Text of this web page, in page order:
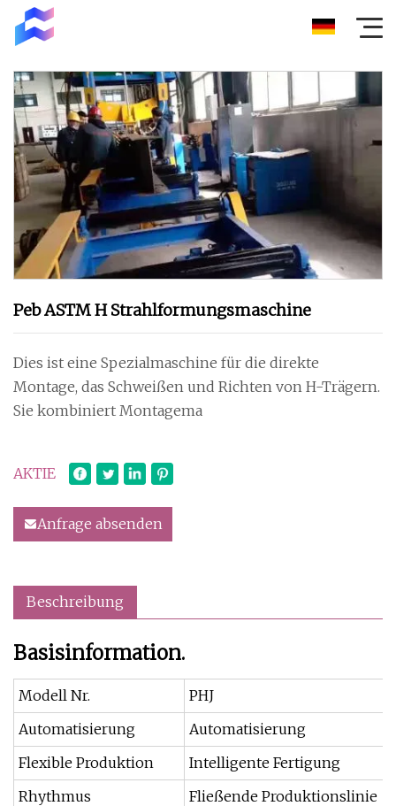
Peb ASTM H Strahlformungsmaschine
Dies ist eine Spezialmaschine für die direkte
Montage, das Schweißen und Richten von H-Trägern.
Sie kombiniert Montagema
AKTIE
Anfrage absenden
Beschreibung
Basisinformation.
Modell Nr.
PHJ
Automatisierung
Automatisierung
Flexible Produktion
Intelligente Fertigung
Rhythmus
Fließende Produktionslinie